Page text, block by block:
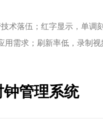
术落伍；红字显示，单调
需求；刷新率低，录制视
管理系统